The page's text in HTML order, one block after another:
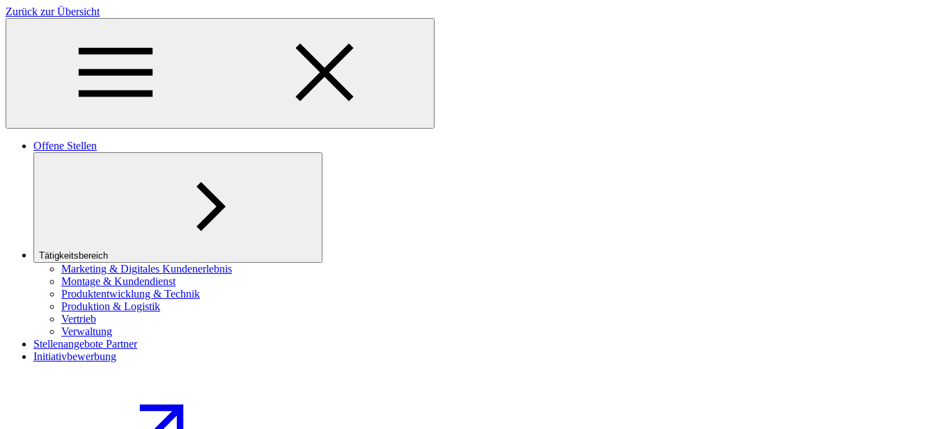
Zurück zur Übersicht
Offene Stellen
Tätigkeitsbereich
Marketing & Digitales Kundenerlebnis
Montage & Kundendienst
Produktentwicklung & Technik
Produktion & Logistik
Vertrieb
Verwaltung
Stellenangebote Partner
Initiativbewerbung